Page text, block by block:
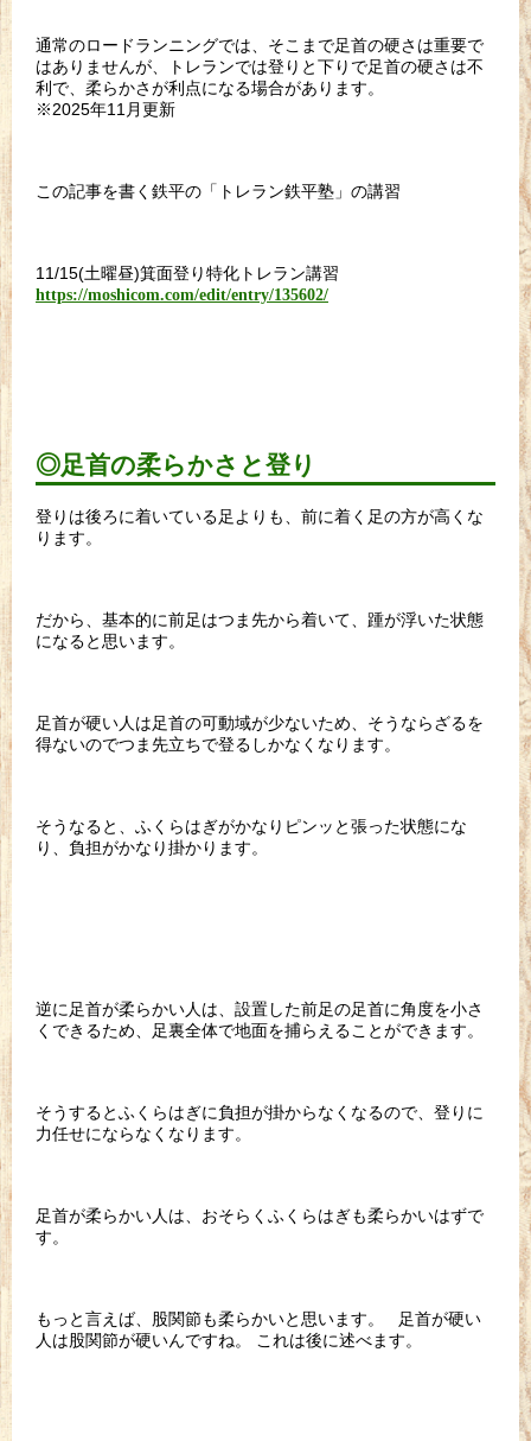
通常のロードランニングでは、そこまで足首の硬さは重要で
はありませんが、トレランでは登りと下りで足首の硬さは不
利で、柔らかさが利点になる場合があります。
※2025年11月更新
この記事を書く鉄平の「トレラン鉄平塾」の講習
11/15(土曜昼)箕面登り特化トレラン講習
https://moshicom.com/edit/entry/135602/
◎足首の柔らかさと登り
登りは後ろに着いている足よりも、前に着く足の方が高くな
ります。
だから、基本的に前足はつま先から着いて、踵が浮いた状態
になると思います。
足首が硬い人は足首の可動域が少ないため、そうならざるを
得ないのでつま先立ちで登るしかなくなります。
そうなると、ふくらはぎがかなりピンッと張った状態にな
り、負担がかなり掛かります。
逆に足首が柔らかい人は、設置した前足の足首に角度を小さ
くできるため、足裏全体で地面を捕らえることができます。
そうするとふくらはぎに負担が掛からなくなるので、登りに
力任せにならなくなります。
足首が柔らかい人は、おそらくふくらはぎも柔らかいはずで
す。
もっと言えば、股関節も柔らかいと思います。 足首が硬い
人は股関節が硬いんですね。 これは後に述べます。